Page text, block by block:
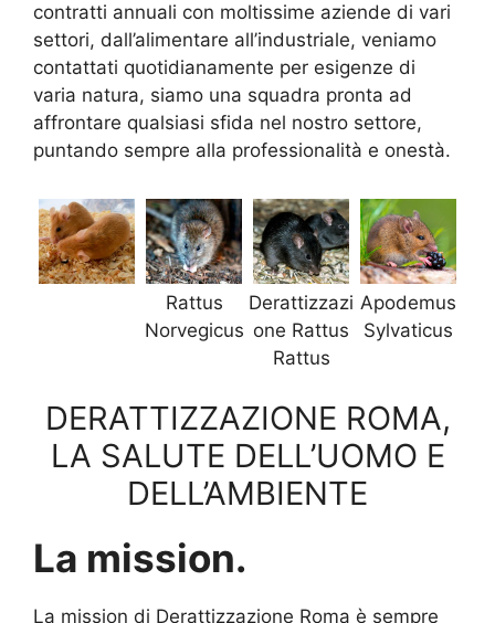
contratti annuali con moltissime aziende di vari
settori, dall’alimentare all’industriale, veniamo
contattati quotidianamente per esigenze di
varia natura, siamo una squadra pronta ad
affrontare qualsiasi sfida nel nostro settore,
puntando sempre alla professionalità e onestà.
Rattus
Norvegicus
Derattizzazi
one Rattus
Rattus
Apodemus
Sylvaticus
DERATTIZZAZIONE ROMA,
LA SALUTE DELL’UOMO E
DELL’AMBIENTE
La mission.
La mission di Derattizzazione Roma è sempre